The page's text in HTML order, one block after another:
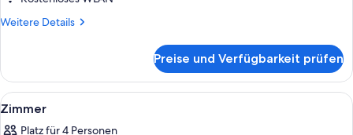
Weitere Details
Weitere
Preise und Verfügbarkeit prüfen
Alle
Fotos
Allergikerbettwaren, Zimmersafe,
3
Zimmer
Platz für 4 Personen